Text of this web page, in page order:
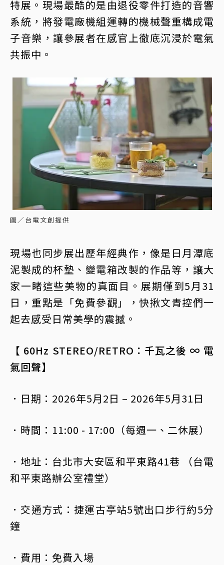
特展。現場最酷的是由退役零件打造的音響
系統，將發電廠機組運轉的機械聲重構成電
子音樂，讓參展者在感官上徹底沉浸於電氣
共振中。
圖／台電文創提供
現場也同步展出歷年經典作，像是日月潭底
泥製成的杯墊、變電箱改製的作品等，讓大
家一睹這些美物的真面目。展期僅到5月31
日，重點是「免費參觀」，快揪文青控們一
起去感受日常美學的震撼。
【 60Hz STEREO/RETRO：千瓦之後 ∞ 電
氣回聲】
．日期：2026年5月2日 – 2026年5月31日
．時間：11:00 - 17:00（每週一、二休展）
．地址：台北市大安區和平東路41巷 （台電
和平東路辦公室禮堂）
．交通方式：捷運古亭站5號出口步行約5分
鐘
．費用：免費入場